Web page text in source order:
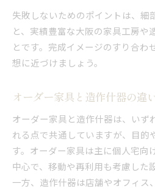
失敗しないためのポイントは、細
と、実績豊富な大阪の家具工房や
とです。完成イメージのすり合わ
想に近づけましょう。
オーダー家具と造作什器の違
オーダー家具と造作什器は、いず
れる点で共通していますが、目的
す。オーダー家具は主に個人宅向
中心で、移動や再利用も考慮した
一方、造作什器は店舗やオフィス